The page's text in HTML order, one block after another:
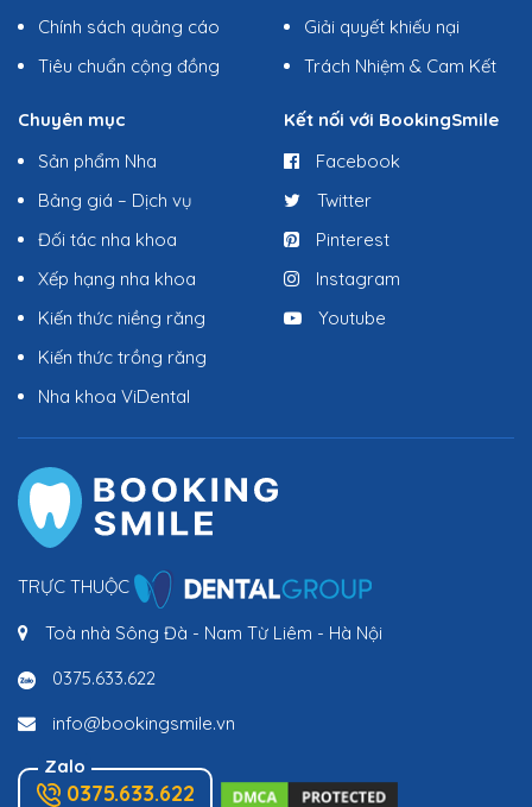
Chính sách quảng cáo
Tiêu chuẩn cộng đồng
Giải quyết khiếu nại
Trách Nhiệm & Cam Kết
Chuyên mục
Sản phẩm Nha
Bảng giá – Dịch vụ
Đối tác nha khoa
Xếp hạng nha khoa
Kiến thức niềng răng
Kiến thức trồng răng
Nha khoa ViDental
Kết nối với BookingSmile
Facebook
Twitter
Pinterest
Instagram
Youtube
TRỰC THUỘC
Toà nhà Sông Đà - Nam Từ Liêm - Hà Nội
0375.633.622
info@bookingsmile.vn
Zalo
0375.633.622